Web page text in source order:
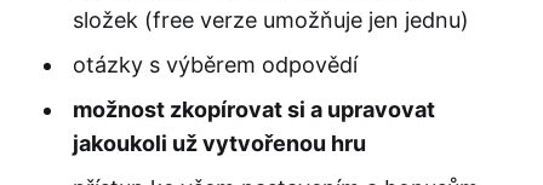
složek (free verze umožňuje jen jednu)
otázky s výběrem odpovědí
možnost zkopírovat si a upravovat
jakoukoli už vytvořenou hru